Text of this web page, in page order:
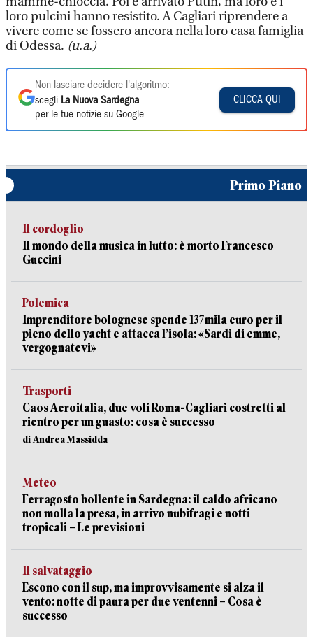
loro pulcini hanno resistito. A Cagliari riprendere a
vivere come se fossero ancora nella loro casa famiglia
di Odessa. (u.a.)
Non lasciare decidere l'algoritmo:
scegli La Nuova Sardegna
per le tue notizie su Google
CLICCA QUI
Primo Piano
Il cordoglio
Il mondo della musica in lutto: è morto Francesco
Guccini
Polemica
Imprenditore bolognese spende 137mila euro per il
pieno dello yacht e attacca l’isola: «Sardi di emme,
vergognatevi»
Trasporti
Caos Aeroitalia, due voli Roma-Cagliari costretti al
rientro per un guasto: cosa è successo
di Andrea Massidda
Meteo
Ferragosto bollente in Sardegna: il caldo africano
non molla la presa, in arrivo nubifragi e notti
tropicali – Le previsioni
Il salvataggio
Escono con il sup, ma improvvisamente si alza il
vento: notte di paura per due ventenni – Cosa è
successo